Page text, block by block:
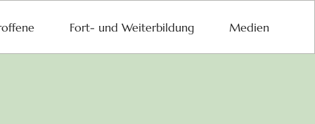
Fort- und Weiterbildung Medien